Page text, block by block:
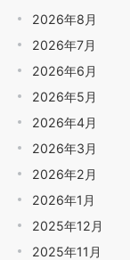
2026年8月
2026年7月
2026年6月
2026年5月
2026年4月
2026年3月
2026年2月
2026年1月
2025年12月
2025年11月